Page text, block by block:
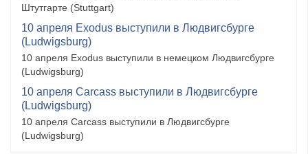
Штутгарте (Stuttgart)
10 апреля Exodus выступили в Людвигсбурге
(Ludwigsburg)
10 апреля Exodus выступили в немецком Людвигсбурге
(Ludwigsburg)
10 апреля Carcass выступили в Людвигсбурге
(Ludwigsburg)
10 апреля Carcass выступили в Людвигсбурге
(Ludwigsburg)